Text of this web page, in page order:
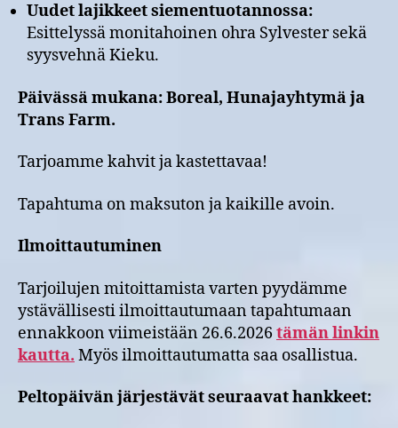
Uudet lajikkeet siementuotannossa:
Esittelyssä monitahoinen ohra Sylvester sekä
syysvehnä Kieku.
Päivässä mukana: Boreal, Hunajayhtymä ja
Trans Farm.
Tarjoamme kahvit ja kastettavaa!
Tapahtuma on maksuton ja kaikille avoin.
Ilmoittautuminen
Tarjoilujen mitoittamista varten pyydämme
ystävällisesti ilmoittautumaan tapahtumaan
ennakkoon viimeistään 26.6.2026 tämän linkin
kautta. Myös ilmoittautumatta saa osallistua.
Peltopäivän järjestävät seuraavat hankkeet: